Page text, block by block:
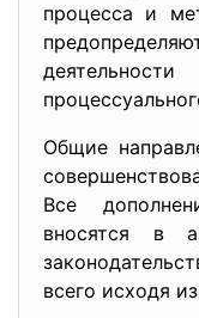
процесса и
Общие
Все
вносятся в
всего исходя